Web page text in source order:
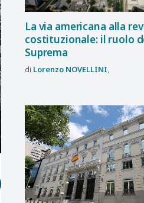
La via americana alla
costituzionale: il ruolo
Suprema
Lorenzo NOVELLINI